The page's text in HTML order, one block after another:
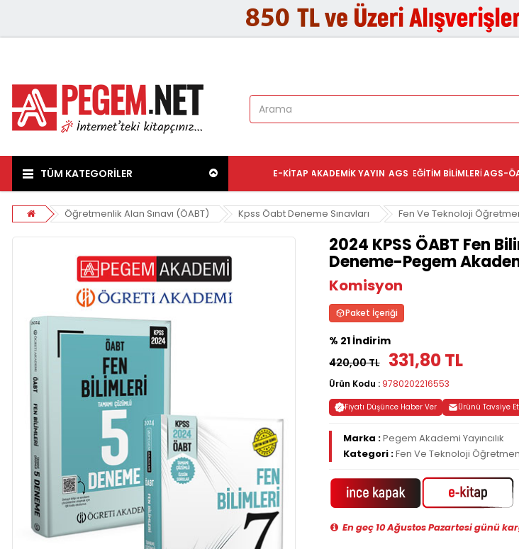
TÜM KATEGORİLER AGS-
EĞITIM BILIMLERI
AGS
AKADEMIK YAYIN
E-KITAP
Öğretmenlik Alan Sınavı (ÖABT) Kpss Öabt Deneme Sınavları Fen Ve Teknoloji
2024 KPSS ÖABT Fen
Deneme-Pegem
Komisyon
Paket İçeriği
% 21 İndirim
420,00 TL
331,80 TL
Ürün Kodu : 9780202216553
Fiyatı Düşünce Haber Ver Ürünü Tavsiye Et
Marka :Pegem Akademi Yayıncılık
Kategori :Fen Ve Teknoloji
En geç 10 Ağustos Pazartesi günü